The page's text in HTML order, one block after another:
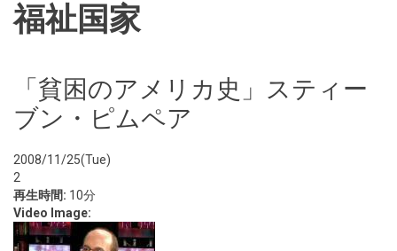
福祉国家
「貧困のアメリカ史」スティー
ブン・ピムペア
2008/11/25(Tue)
2
再生時間: 10分
Video Image: